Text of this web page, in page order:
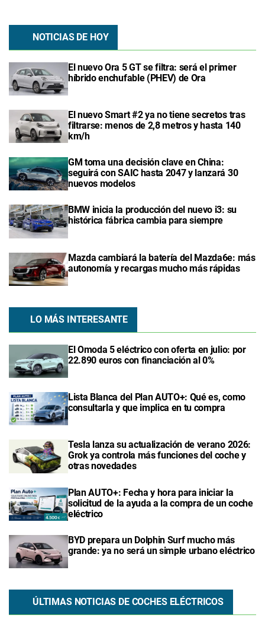
NOTICIAS DE HOY
El nuevo Ora 5 GT se filtra: será el primer
híbrido enchufable (PHEV) de Ora
El nuevo Smart #2 ya no tiene secretos tras
filtrarse: menos de 2,8 metros y hasta 140
km/h
GM toma una decisión clave en China:
seguirá con SAIC hasta 2047 y lanzará 30
nuevos modelos
BMW inicia la producción del nuevo i3: su
histórica fábrica cambia para siempre
Mazda cambiará la batería del Mazda6e: más
autonomía y recargas mucho más rápidas
LO MÁS INTERESANTE
El Omoda 5 eléctrico con oferta en julio: por
22.890 euros con financiación al 0%
Lista Blanca del Plan AUTO+: Qué es, como
consultarla y que implica en tu compra
Tesla lanza su actualización de verano 2026:
Grok ya controla más funciones del coche y
otras novedades
Plan AUTO+: Fecha y hora para iniciar la
solicitud de la ayuda a la compra de un coche
eléctrico
BYD prepara un Dolphin Surf mucho más
grande: ya no será un simple urbano eléctrico
ÚLTIMAS NOTICIAS DE COCHES ELÉCTRICOS